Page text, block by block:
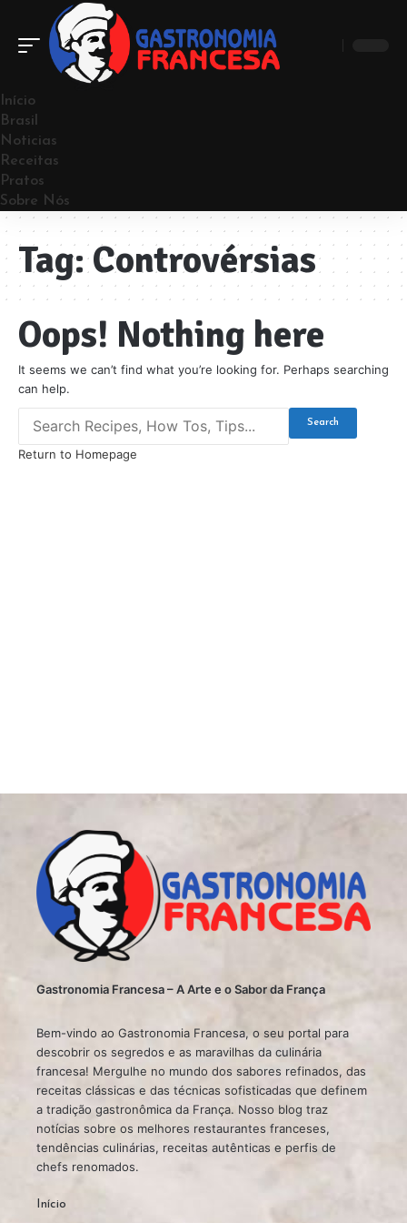
Início
Brasil
Noticias
Receitas
Pratos
Sobre Nós
Tag:Controvérsias
Oops! Nothing here
It seems we can’t find what you’re looking for. Perhaps searching
can help.
Search
for:
Return to Homepage
Gastronomia Francesa – A Arte e o Sabor da França
Bem-vindo ao Gastronomia Francesa, o seu portal para
descobrir os segredos e as maravilhas da culinária
francesa! Mergulhe no mundo dos sabores refinados, das
receitas clássicas e das técnicas sofisticadas que definem
a tradição gastronômica da França. Nosso blog traz
notícias sobre os melhores restaurantes franceses,
tendências culinárias, receitas autênticas e perfis de
chefs renomados.
Início